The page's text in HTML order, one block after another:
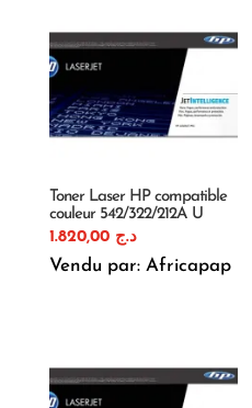
Toner Laser HP compatible
couleur 542/322/212A U
د.ج 1.820,00
Vendu par: Africapap